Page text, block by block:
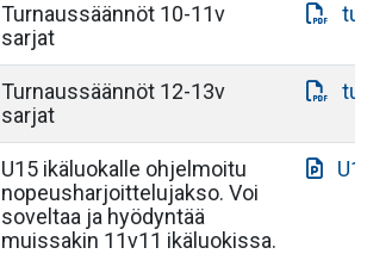
Turnaussäännöt 10-11v
sarjat
Turnaussäännöt 12-13v
sarjat
U15 ikäluokalle ohjelmoitu
nopeusharjoittelujakso. Voi
soveltaa ja hyödyntää
muissakin 11v11 ikäluokissa.